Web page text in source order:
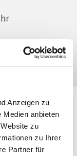
Anzeigen zu
Medien anbieten
zu
zu Ihrer
Partner für
Greifswalder